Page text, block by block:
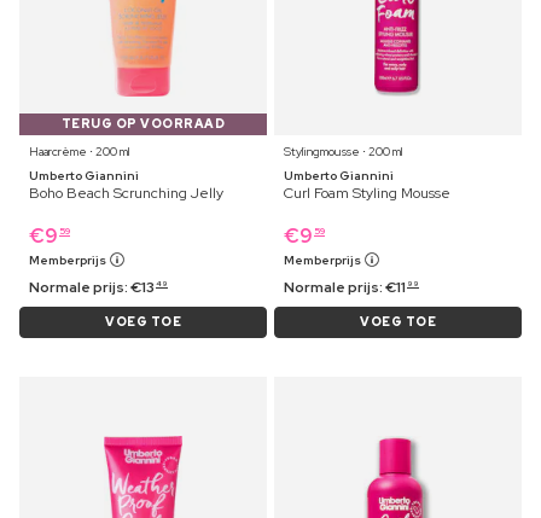
TERUG OP VOORRAAD
Haarcrème ⋅ 200 ml
Umberto Giannini
Boho Beach Scrunching Jelly
€9 59
Memberprijs
Normale prijs:€13 49
VOEG TOE
Stylingmousse ⋅ 200 ml
Umberto Giannini
Curl Foam Styling Mousse
€9 59
Memberprijs
Normale prijs:€11 99
VOEG TOE